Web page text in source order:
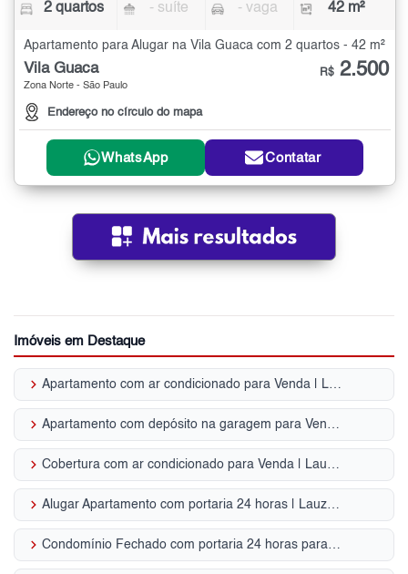
2 quartos - suíte - vaga 42 m²
Apartamento para Alugar na Vila Guaca com 2 quartos - 42 m²
Vila Guaca
Zona Norte - São Paulo
Endereço no círculo do mapa
R$ 2.500
WhatsApp Contatar
Imóveis em Destaque
keyboard_arrow_right Apartamento com ar condicionado para Venda | Lauzane Paulista
keyboard_arrow_right Apartamento com depósito na garagem para Venda | Lauzane Paulista
keyboard_arrow_right Cobertura com ar condicionado para Venda | Lauzane Paulista
keyboard_arrow_right Alugar Apartamento com portaria 24 horas | Lauzane Paulista
keyboard_arrow_right Condomínio Fechado com portaria 24 horas para Venda | Lauzane Paulista